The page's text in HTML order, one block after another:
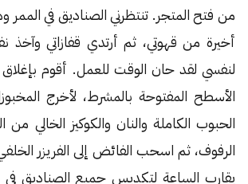
من فتح المتجر. تنتظرني الصناديق في
أخيرة من قهوتي، ثم أرتدي قفازاتي
لنفسي لقد حان الوقت للعمل. أقوم
الأسطح المفتوحة بالمشرط، لأخرج
الحبوب الكاملة والنان والكوكيز الخالي
الرفوف، ثم اسحب الفائض إلى الفريزر
يقارب الساعة لتكديس جميع الصناديق في